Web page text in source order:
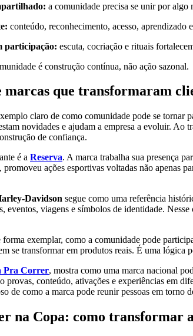
a comunidade precisa se unir por algo
conteúdo, reconhecimento, acesso,
participação: escuta, cocriação e rituais
é construção contínua, não ação sazonal.
marcas que transformaram
claro de como comunidade pode se tornar
novidades e ajudam a empresa a evoluir. Ao
de confiança.
é a Reserva. A marca trabalha sua presença
ações esportivas voltadas não apenas
Davidson segue como uma referência
eventos, viagens e símbolos de identidade.
forma exemplar, como a comunidade pode
se transformar em produtos reais. É uma lógica
Pra Correr, mostra como uma marca nacional
provas, conteúdo, ativações e experiências em
de como a marca pode reunir pessoas em torno
na Copa: como transformar